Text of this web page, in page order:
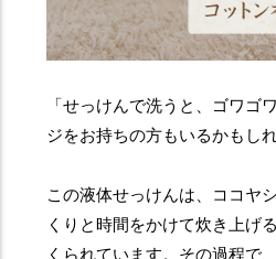
「せっけんで洗うと、ゴワゴ
ジをお持ちの方もいるかもしれ
この液体せっけんは、ココヤ
くりと時間をかけて炊き上げ
くられています。その過程で